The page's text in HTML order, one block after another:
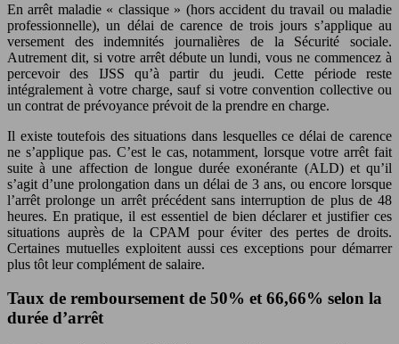
En arrêt maladie « classique » (hors accident du travail ou maladie
professionnelle), un délai de carence de trois jours s’applique au
versement des indemnités journalières de la Sécurité sociale.
Autrement dit, si votre arrêt débute un lundi, vous ne commencez à
percevoir des IJSS qu’à partir du jeudi. Cette période reste
intégralement à votre charge, sauf si votre convention collective ou
un contrat de prévoyance prévoit de la prendre en charge.
Il existe toutefois des situations dans lesquelles ce délai de carence
ne s’applique pas. C’est le cas, notamment, lorsque votre arrêt fait
suite à une affection de longue durée exonérante (ALD) et qu’il
s’agit d’une prolongation dans un délai de 3 ans, ou encore lorsque
l’arrêt prolonge un arrêt précédent sans interruption de plus de 48
heures. En pratique, il est essentiel de bien déclarer et justifier ces
situations auprès de la CPAM pour éviter des pertes de droits.
Certaines mutuelles exploitent aussi ces exceptions pour démarrer
plus tôt leur complément de salaire.
Taux de remboursement de 50% et 66,66% selon la
durée d’arrêt